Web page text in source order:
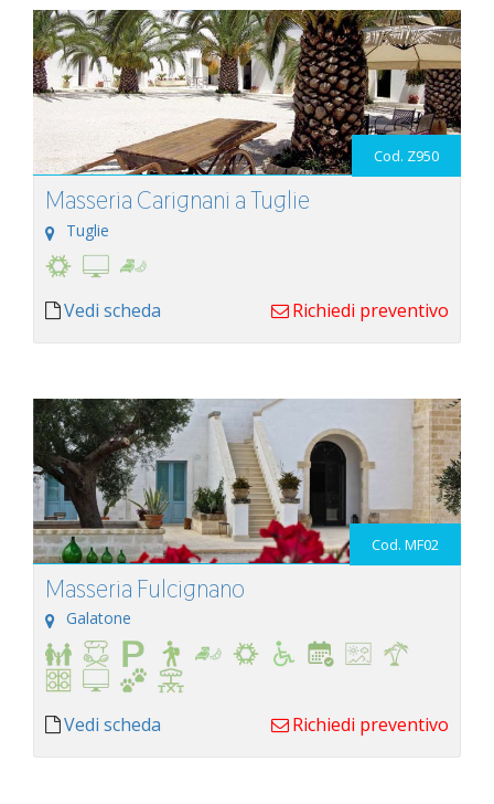
Cod. Z950
Masseria Carignani a Tuglie
Tuglie
Vedi scheda Richiedi preventivo
Cod. MF02
Masseria Fulcignano
Galatone
Vedi scheda Richiedi preventivo